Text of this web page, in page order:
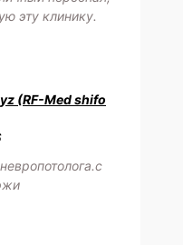
эту клинику.
(RF-Med shifo